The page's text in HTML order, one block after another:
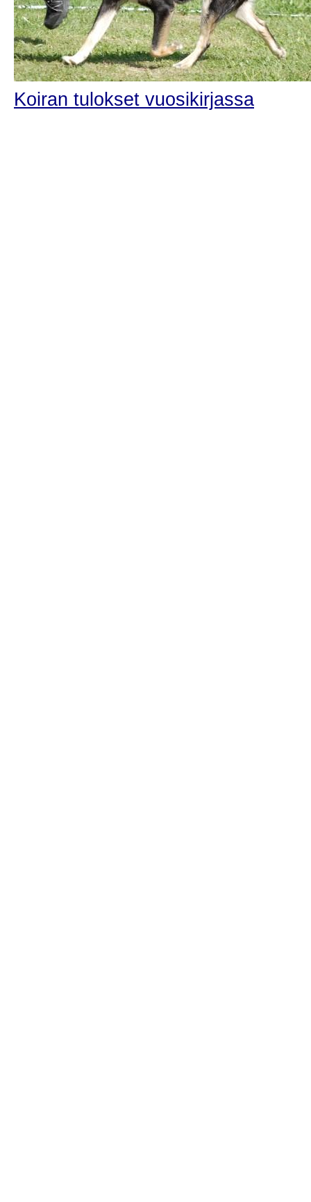
Koiran tulokset vuosikirjassa